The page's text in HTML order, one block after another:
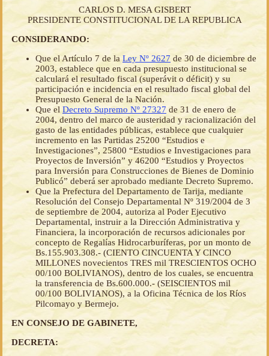
CARLOS D. MESA GISBERT
PRESIDENTE CONSTITUCIONAL DE LA REPUBLICA
CONSIDERANDO:
Que el Artículo 7 de la Ley Nº 2627 de 30 de diciembre de
2003, establece que en cada presupuesto institucional se
calculará el resultado fiscal (superávit o déficit) y su
participación e incidencia en el resultado fiscal global del
Presupuesto General de la Nación.
Que el Decreto Supremo Nº 27327 de 31 de enero de
2004, dentro del marco de austeridad y racionalización del
gasto de las entidades públicas, establece que cualquier
incremento en las Partidas 25200 “Estudios e
Investigaciones”, 25800 “Estudios e Investigaciones para
Proyectos de Inversión” y 46200 “Estudios y Proyectos
para Inversión para Construcciones de Bienes de Dominio
Publicó” deberá ser aprobado mediante Decreto Supremo.
Que la Prefectura del Departamento de Tarija, mediante
Resolución del Consejo Departamental Nº 319/2004 de 3
de septiembre de 2004, autoriza al Poder Ejecutivo
Departamental, instruir a la Dirección Administrativa y
Financiera, la incorporación de recursos adicionales por
concepto de Regalías Hidrocarburíferas, por un monto de
Bs.155.903.308.- (CIENTO CINCUENTA Y CINCO
MILLONES novecientos TRES mil TRESCIENTOS OCHO
00/100 BOLIVIANOS), dentro de los cuales, se encuentra
la transferencia de Bs.600.000.- (SEISCIENTOS mil
00/100 BOLIVIANOS), a la Oficina Técnica de los Ríos
Pilcomayo y Bermejo.
EN CONSEJO DE GABINETE,
DECRETA: